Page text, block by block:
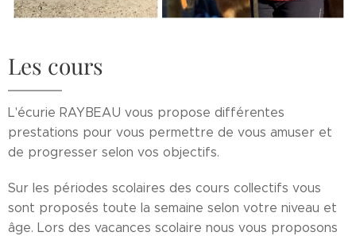
Les cours
L'écurie RAYBEAU vous propose différentes
prestations pour vous permettre de vous amuser et
de progresser selon vos objectifs.
Sur les périodes scolaires des cours collectifs vous
sont proposés toute la semaine selon votre niveau et
âge. Lors des vacances scolaire nous vous proposons